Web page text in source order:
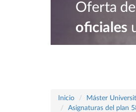
Oferta de
oficiales
Inicio
Máster
Asignaturas del plan